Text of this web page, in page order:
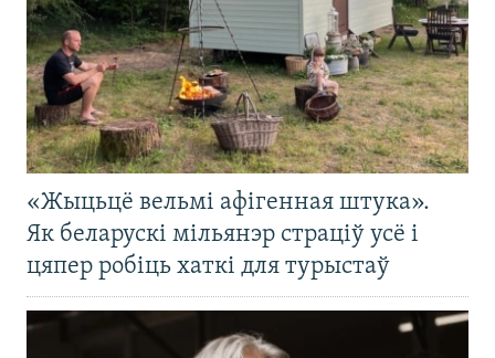
«Жыцьцё вельмі афігенная штука».
Як беларускі мільянэр страціў усё і
цяпер робіць хаткі для турыстаў